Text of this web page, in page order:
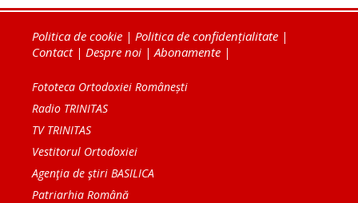
Politica de cookie | Politica de confidențialitate |
Contact| Despre noi | Abonamente |
Fototeca Ortodoxiei Românești
Radio TRINITAS
TV TRINITAS
Vestitorul Ortodoxiei
Agenţia de ştiri BASILICA
Patriarhia Română